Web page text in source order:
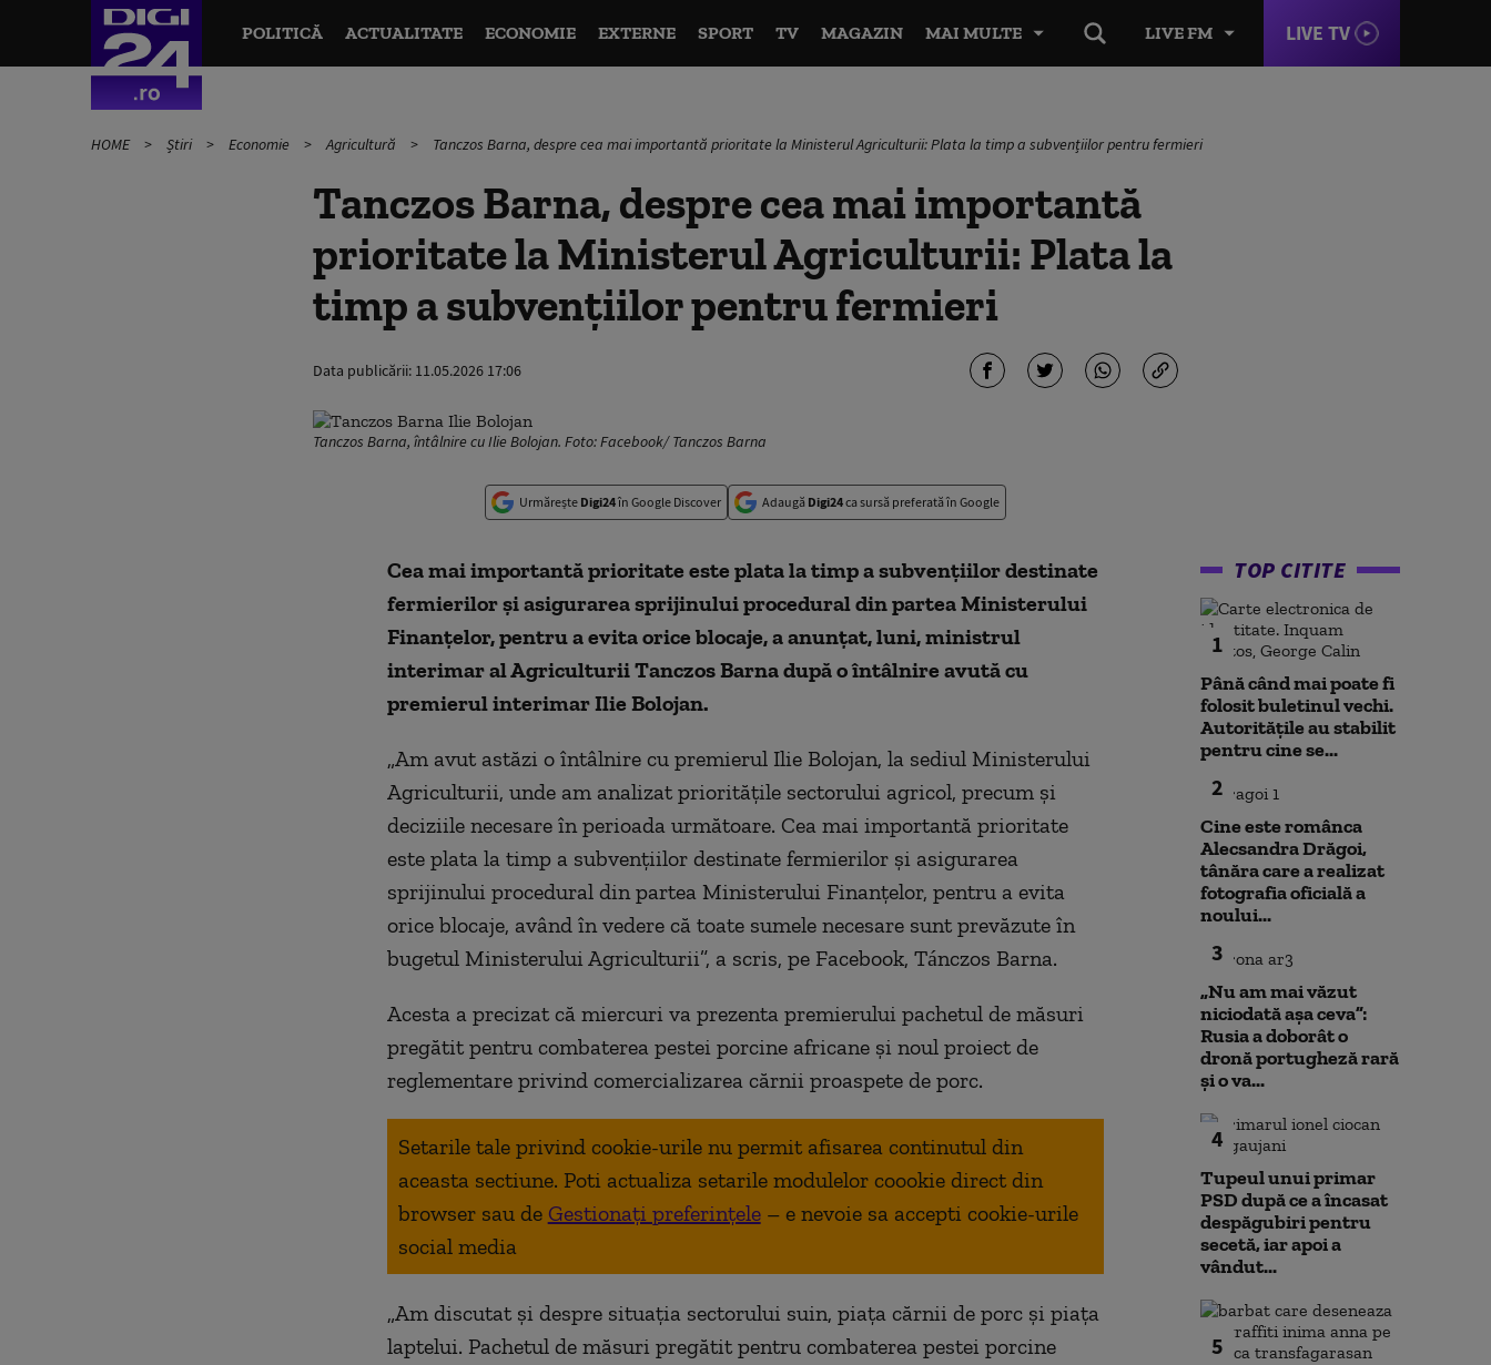
LIVE FM LIVE TV
POLITICĂ ACTUALITATE ECONOMIE EXTERNE SPORT TV MAGAZIN MAI MULTE
HOME Știri Economie Agricultură Tanczos Barna, despre cea mai importantă prioritate la Ministerul Agriculturii: Plata la timp a subvențiilor pentru fermieri
Tanczos Barna, despre cea mai importantă
prioritate la Ministerul Agriculturii: Plata la
timp a subvențiilor pentru fermieri
Data publicării: 11.05.2026 17:06
Tanczos Barna, întâlnire cu Ilie Bolojan. Foto: Facebook/ Tanczos Barna
Urmărește Digi24în Google Discover Adaugă Digi24ca sursă preferată în Google
Cea mai importantă prioritate este plata la timp a subvenţiilor destinate
fermierilor şi asigurarea sprijinului procedural din partea Ministerului
Finanţelor, pentru a evita orice blocaje, a anunţat, luni, ministrul
interimar al Agriculturii Tanczos Barna după o întâlnire avută cu
premierul interimar Ilie Bolojan.
„Am avut astăzi o întâlnire cu premierul Ilie Bolojan, la sediul Ministerului
Agriculturii, unde am analizat priorităţile sectorului agricol, precum şi
deciziile necesare în perioada următoare. Cea mai importantă prioritate
este plata la timp a subvenţiilor destinate fermierilor şi asigurarea
sprijinului procedural din partea Ministerului Finanţelor, pentru a evita
orice blocaje, având în vedere că toate sumele necesare sunt prevăzute în
bugetul Ministerului Agriculturii”, a scris, pe Facebook, Tánczos Barna.
Acesta a precizat că miercuri va prezenta premierului pachetul de măsuri
pregătit pentru combaterea pestei porcine africane şi noul proiect de
reglementare privind comercializarea cărnii proaspete de porc.
Setarile tale privind cookie-urile nu permit afisarea continutul din
aceasta sectiune. Poti actualiza setarile modulelor coookie direct din
browser sau de Gestionați preferințele – e nevoie sa accepti cookie-urile
social media
„Am discutat şi despre situaţia sectorului suin, piaţa cărnii de porc şi piaţa
laptelui. Pachetul de măsuri pregătit pentru combaterea pestei porcine
TOP CITITE
1
Până când mai poate fi
folosit buletinul vechi.
Autoritățile au stabilit
pentru cine se...
2
Cine este românca
Alecsandra Drăgoi,
tânăra care a realizat
fotografia oficială a
noului...
3
„Nu am mai văzut
niciodată așa ceva”:
Rusia a doborât o
dronă portugheză rară
și o va...
4
Tupeul unui primar
PSD după ce a încasat
despăgubiri pentru
secetă, iar apoi a
vândut...
5